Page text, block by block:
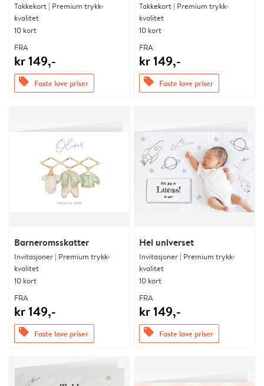
Takkekort | Premium trykk-
kvalitet
10 kort
FRA
kr 149,-
offers Faste lave priser
Takkekort | Premium trykk-
kvalitet
10 kort
FRA
kr 149,-
offers Faste lave priser
Barneromsskatter
Invitasjoner | Premium trykk-
kvalitet
10 kort
FRA
kr 149,-
offers Faste lave priser
Hei universet
Invitasjoner | Premium trykk-
kvalitet
10 kort
FRA
kr 149,-
offers Faste lave priser